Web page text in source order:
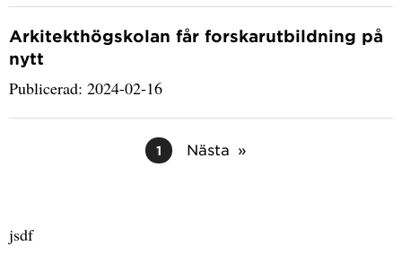
Arkitekthögskolan får forskarutbildning på
nytt
Publicerad: 2024-02-16
1 Nästa
jsdf